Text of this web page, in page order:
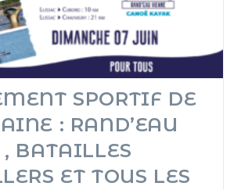
SPORTIF DE
: RAND’EAU
BATAILLES
ET TOUS LES